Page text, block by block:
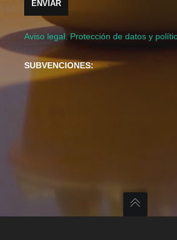
Aviso legal. Protección de datos y
SUBVENCIONES: